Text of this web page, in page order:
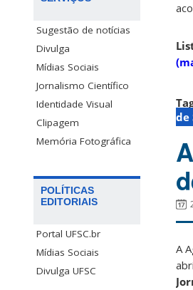
Sugestão de notícias
Divulga
Mídias Sociais
Jornalismo Científico
Identidade Visual
Clipagem
Memória Fotográfica
POLÍTICAS
EDITORIAIS
Portal UFSC.br
Mídias Sociais
Divulga UFSC
de
A